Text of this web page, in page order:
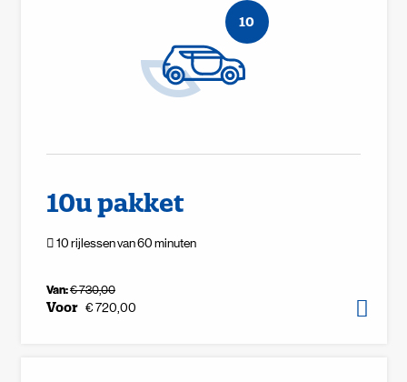
10
10u pakket
10 rijlessen van 60 minuten
Van:€ 730,00
Voor € 720,00